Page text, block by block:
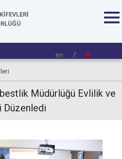
en / tr
Müdürlüğü Evlilik ve
Düzenledi